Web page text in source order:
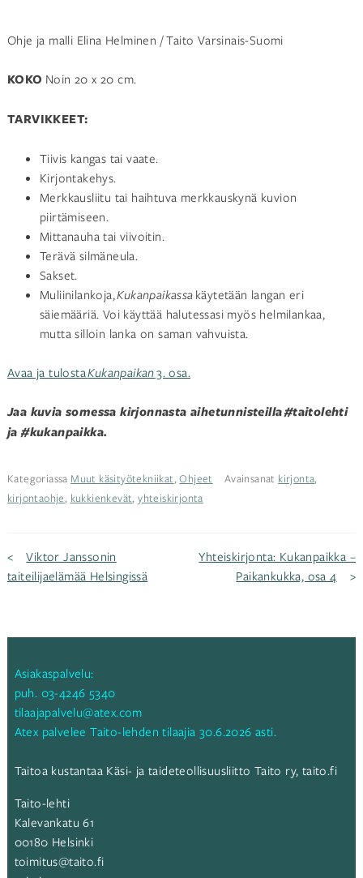
Ohje ja malli Elina Helminen / Taito Varsinais-Suomi
KOKO Noin 20 x 20 cm.
TARVIKKEET:
Tiivis kangas tai vaate.
Kirjontakehys.
Merkkausliitu tai haihtuva merkkauskynä kuvion
piirtämiseen.
Mittanauha tai viivoitin.
Terävä silmäneula.
Sakset.
Muliinilankoja,Kukanpaikassa käytetään langan eri
säiemääriä. Voi käyttää halutessasi myös helmilankaa,
mutta silloin lanka on saman vahvuista.
Avaa ja tulostaKukanpaikan3. osa.
Jaa kuvia somessa kirjonnasta aihetunnisteilla#taitolehti
ja #kukanpaikka.
Kategoriassa Muut käsityötekniikat,Ohjeet Avainsanat kirjonta,
kirjontaohje, kukkienkevät,yhteiskirjonta
Artikkelien
Viktor Janssonin
taiteilijaelämää Helsingissä
Yhteiskirjonta: Kukanpaikka –
Paikankukka, osa 4
Asiakaspalvelu:
puh. 03-4246 5340
tilaajapalvelu@atex.com
Atex palvelee Taito-lehden tilaajia 30.6.2026 asti.
Taitoa kustantaa Käsi- ja taideteollisuusliitto Taito ry, taito.fi
Taito-lehti
Kalevankatu 61
00180 Helsinki
toimitus@taito.fi